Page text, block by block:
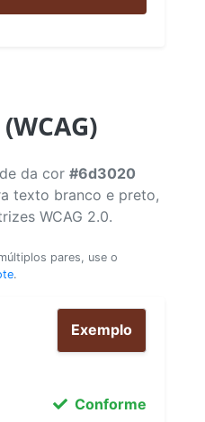
da cor #6d3020
texto branco e preto,
WCAG 2.0.
pares, use o
.
Exemplo
Conforme